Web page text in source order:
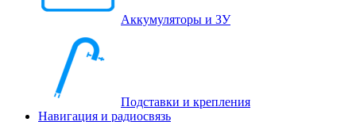
Аккумуляторы и ЗУ
Подставки и крепления
Навигация и радиосвязь